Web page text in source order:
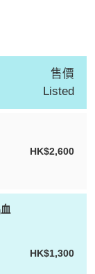
售價
Listed
HK$2,600
HK$1,300